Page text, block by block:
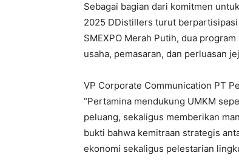
Sebagai bagian dari komitmen
2025 DDistillers turut
SMEXPO Merah Putih, dua
usaha, pemasaran, dan perluasan
VP Corporate Communication PT
“Pertamina mendukung UMKM
peluang, sekaligus memberikan
bukti bahwa kemitraan strategis
ekonomi sekaligus pelestarian